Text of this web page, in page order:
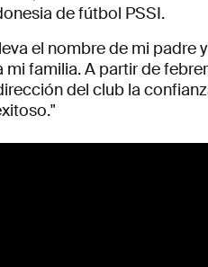
de fútbol PSSI.
el nombre de mi padre
familia. A partir de
del club la